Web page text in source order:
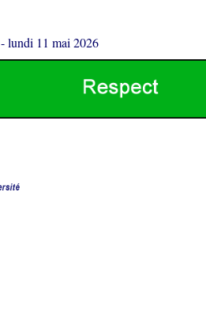
lundi 11 mai 2026